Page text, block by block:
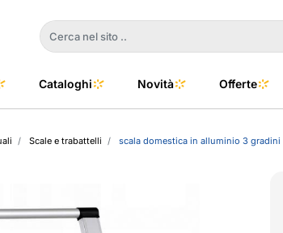
Cataloghi Novità Offerte
Scale e trabattelli scala domestica in alluminio 3